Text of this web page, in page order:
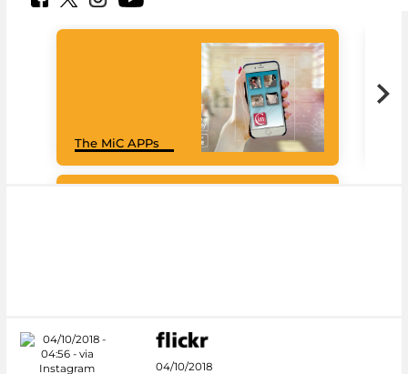
The MiC APPs
04/10/2018